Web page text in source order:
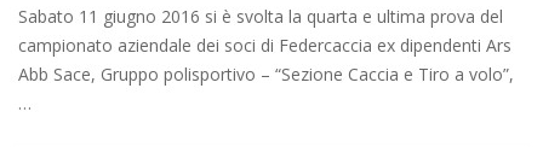
Sabato 11 giugno 2016 si è svolta la quarta e ultima prova del
campionato aziendale dei soci di Federcaccia ex dipendenti Ars
Abb Sace, Gruppo polisportivo – “Sezione Caccia e Tiro a volo”,
…